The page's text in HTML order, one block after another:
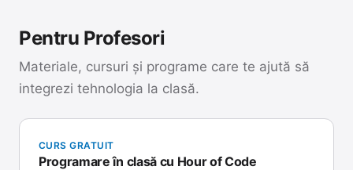
Pentru Profesori
Materiale, cursuri și programe care te ajută să
integrezi tehnologia la clasă.
CURS GRATUIT
Programare în clasă cu Hour of Code